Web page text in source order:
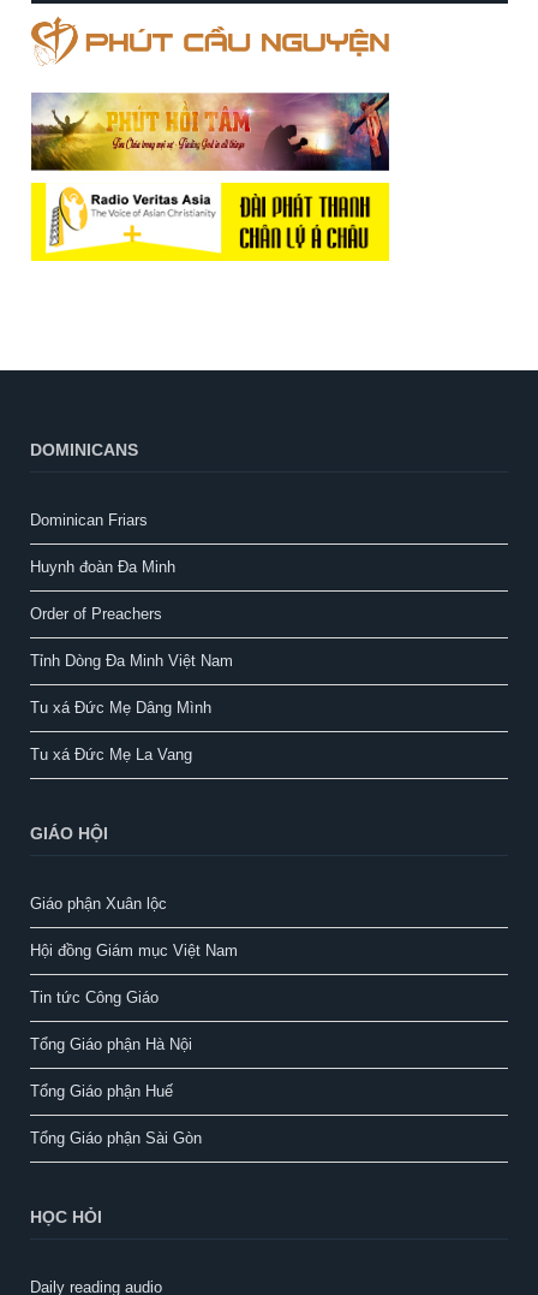
DOMINICANS
Dominican Friars
Huynh đoàn Đa Minh
Order of Preachers
Tỉnh Dòng Đa Minh Việt Nam
Tu xá Đức Mẹ Dâng Mình
Tu xá Đức Mẹ La Vang
GIÁO HỘI
Giáo phận Xuân lộc
Hội đồng Giám mục Việt Nam
Tin tức Công Giáo
Tổng Giáo phận Hà Nội
Tổng Giáo phận Huế
Tổng Giáo phận Sài Gòn
HỌC HỎI
Daily reading audio